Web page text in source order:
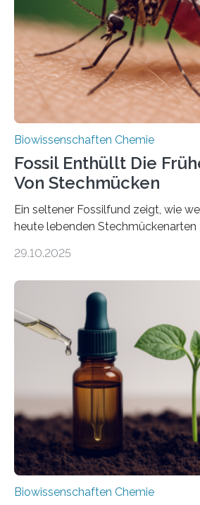
Süßwasseralge
dieser Gruppe bilden aus Zellfäden
mit scheibenförmiger Gestalt. Was
nächsten…
Biowissenschaften Chemie
Fossil Enthüllt Die
Von Stechmücken
Ein seltener Fossilfund zeigt, wie
heute lebenden Stechmückenarten
Forschende die bisher älteste
Region Kachin in Myanmar und hat
ausgezeichnetem Zustand erhalten.
Art einer neuen Gattung
nun den Namen Cretosabethes
fossile Nachweis einer
stellt gleichzeitig den ersten
Mückenlarve aus dem Mesozoikum
29.10.2025
Biowissenschaften Chemie